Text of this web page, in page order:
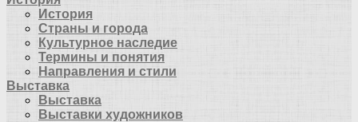
История
Страны и города
Культурное наследие
Термины и понятия
Направления и стили
Выставка
Выставка
Выставки художников